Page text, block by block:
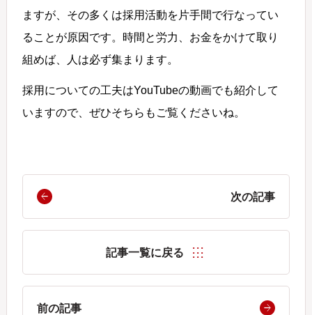
ますが、その多くは採用活動を片手間で行なってい
ることが原因です。時間と労力、お金をかけて取り
組めば、人は必ず集まります。
採用についての工夫はYouTubeの動画でも紹介して
いますので、ぜひそちらもご覧くださいね。
次の記事
記事一覧に戻る
前の記事